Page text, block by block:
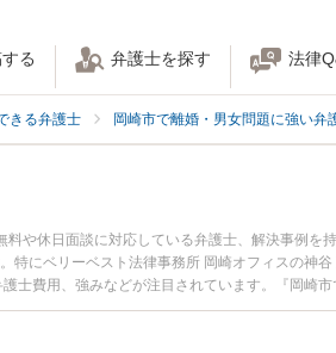
る 弁護士を探す 法律
きる弁護士 岡崎市で離婚・男女問題に強い弁
や休日面談に対応している弁護士、解決事例を
にベリーベスト法律事務所 岡崎オフィスの神
士費用、強みなどが注目されています。『岡崎
くの弁護士を検索したい』『初回相談無料で